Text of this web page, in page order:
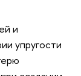
и
упругости